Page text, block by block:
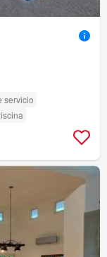
servicio